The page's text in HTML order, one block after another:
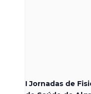
I Jornadas de